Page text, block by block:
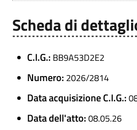
Scheda di
C.I.G.: BB9A53D2E2
Numero: 2026/2814
Data acquisizione C.I.G.:
Data dell'atto:08.05.26